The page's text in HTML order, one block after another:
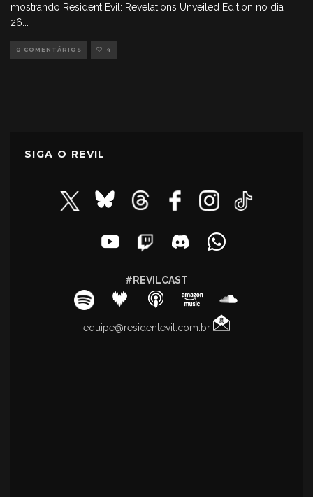
mostrando Resident Evil: Revelations Unveiled Edition no dia
26
0 COMENTÁRIOS 4
SIGA O REVIL
#REVILCAST
equipe@residentevil.com.br